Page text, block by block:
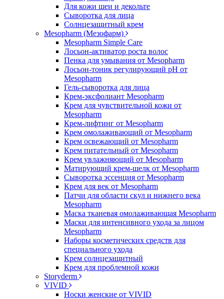
Для кожи шеи и декольте
Сыворотка для лица
Солнцезащитный крем
Mesopharm (Мезофарм)
Mesopharm Simple Care
Лосьон-активатор роста волос
Пенка для умывания от Mesopharm
Лосьон-тоник регулирующий рН от
Mesopharm
Гель-сыворотка для лица
Крем-эксфолиант Mesopharm
Крем для чувствительной кожи от
Mesopharm
Крем-лифтинг от Mesopharm
Крем омолаживающий от Mesopharm
Крем освежающий от Mesopharm
Крем питательный от Mesopharm
Крем увлажняющий от Mesopharm
Матирующий крем-шелк от Mesopharm
Сыворотка эссенция от Mesopharm
Крем для век от Mesopharm
Патчи для области скул и нижнего века
Mesopharm
Маска тканевая омолаживающая Mesopharm
Маски для интенсивного ухода за лицом
Mesopharm
Наборы косметических средств для
специального ухода
Крем солнцезащитный
Крем для проблемной кожи
Storyderm
VIVID
Носки женские от VIVID